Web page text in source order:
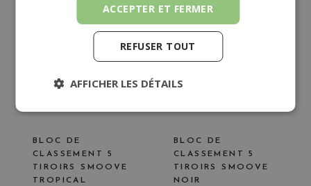
BLOC DE
CLASSEMENT 5
TIROIRS SMOOVE
TROPICAL
BLOC DE
CLASSEMENT 5
TIROIRS SMOOVE
NOIR
ACCEPTER ET FERMER
REFUSER TOUT
AFFICHER LES DÉTAILS